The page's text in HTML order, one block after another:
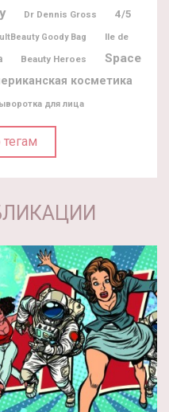
Dr Dennis Gross 4/5
Goody Bag
Ile de
Beauty Heroes
Space
косметика
для лица